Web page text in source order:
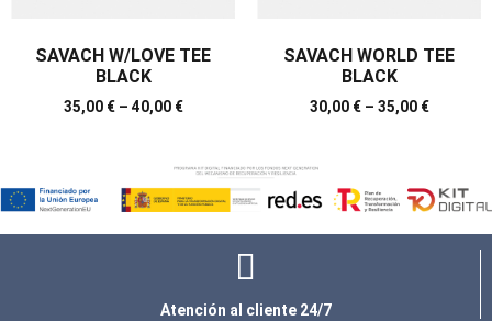
SAVACH W/LOVE TEE
BLACK
35,00 €– 40,00 €
SAVACH WORLD TEE
BLACK
30,00 €– 35,00 €
Atención al cliente 24/7